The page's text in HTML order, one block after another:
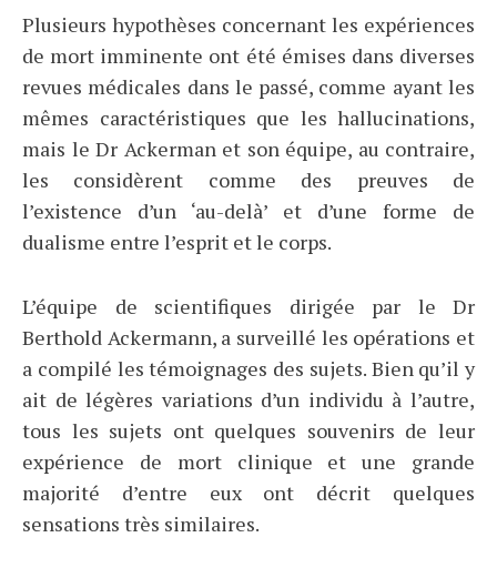
Plusieurs hypothèses concernant les expériences
de mort imminente ont été émises dans diverses
revues médicales dans le passé, comme ayant les
mêmes caractéristiques que les hallucinations,
mais le Dr Ackerman et son équipe, au contraire,
les considèrent comme des preuves de
l’existence d’un ‘au-delà’ et d’une forme de
dualisme entre l’esprit et le corps.
L’équipe de scientifiques dirigée par le Dr
Berthold Ackermann, a surveillé les opérations et
a compilé les témoignages des sujets. Bien qu’il y
ait de légères variations d’un individu à l’autre,
tous les sujets ont quelques souvenirs de leur
expérience de mort clinique et une grande
majorité d’entre eux ont décrit quelques
sensations très similaires.